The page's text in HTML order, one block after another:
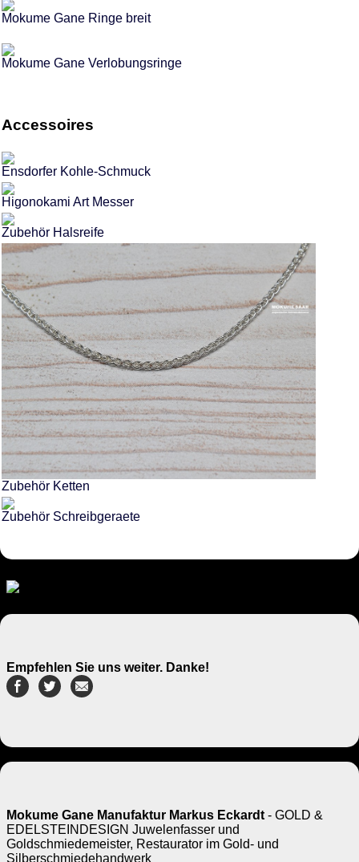
Mokume Gane Ringe breit
Mokume Gane Verlobungsringe
Accessoires
Ensdorfer Kohle-Schmuck
Higonokami Art Messer
Zubehör Halsreife
Zubehör Ketten
Zubehör Schreibgeraete
Empfehlen Sie uns weiter. Danke!
Mokume Gane Manufaktur Markus Eckardt - GOLD &
EDELSTEINDESIGN Juwelenfasser und
Goldschmiedemeister, Restaurator im Gold- und
Silberschmiedehandwerk